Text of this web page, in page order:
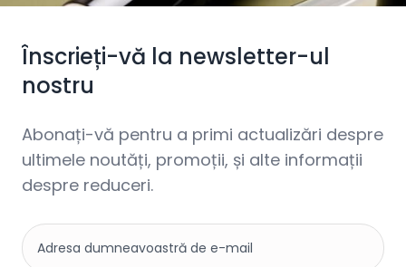
Înscrieți-vă la newsletter-ul
nostru
Abonați-vă pentru a primi actualizări despre
ultimele noutăți, promoții, și alte informații
despre reduceri.